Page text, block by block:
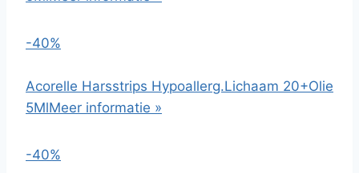
-40%
Acorelle Harsstrips Hypoallerg.Lichaam 20+Olie
5MlMeer informatie »
-40%